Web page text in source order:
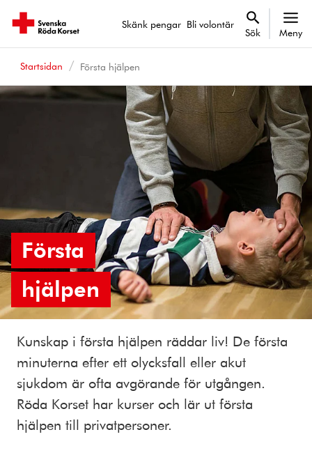
Skänk pengar Bli volontär
Sök Meny
Startsidan Första hjälpen
Första
hjälpen
Kunskap i första hjälpen räddar liv! De första
minuterna efter ett olycksfall eller akut
sjukdom är ofta avgörande för utgången.
Röda Korset har kurser och lär ut första
hjälpen till privatpersoner.